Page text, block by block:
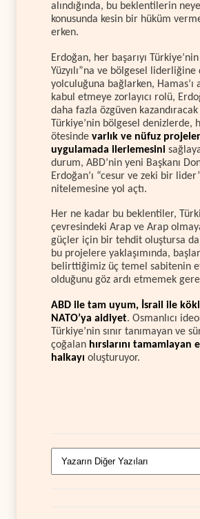
alındığında, bu beklentilerin
konusunda kesin bir hüküm
erken.
Erdoğan, her başarıyı
Yüzyılı”na ve bölgesel liderliğine
yolculuğuna bağlarken, Hamas’ı
kabul etmeye zorlayıcı rolü,
daha fazla özgüven kazandıracak
Türkiye’nin bölgesel denizlerde,
ötesinde varlık ve nüfuz
uygulamada ilerlemesini
durum, ABD’nin yeni Başkanı
Erdoğan’ı “cesur ve zeki bir
nitelemesine yol açtı.
Her ne kadar bu beklentiler,
çevresindeki Arap ve Arap
güçler için bir tehdit oluştursa
bu projelere yaklaşımında,
belirttiğimiz üç temel sabitenin
olduğunu göz ardı etmemek
ABD ile tam uyum, İsrail ile
NATO’ya aidiyet. Osmanlıcı
Türkiye’nin sınır tanımayan ve
çoğalan hırslarını tamamlayan
halkayı oluşturuyor.